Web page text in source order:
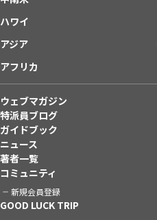
ハワイ
アジア
アフリカ
ウェブマガジン
特派員ブログ
ガイドブック
ニュース
著者一覧
コミュニティ
新規会員登録
GOOD LUCK TRIP